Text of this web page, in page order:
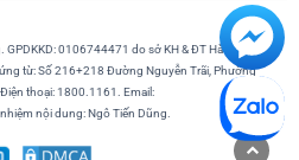
0106744471 do sở KH & ĐT Hà Nội cấp
từ: Số 216+218 Đường Nguyễn Trãi, Phường
thoại: 1800.1161. Email:
nội dung: Ngô Tiến Dũng.